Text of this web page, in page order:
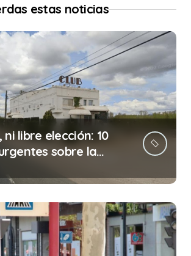
estas noticias
libre elección: 10
sobre la